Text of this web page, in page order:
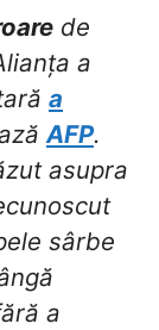
de
a
a
AFP.
asupra
sârbe
a